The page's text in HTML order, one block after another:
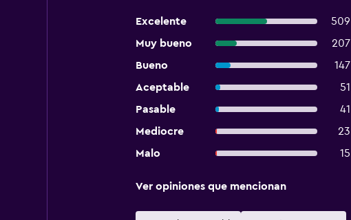
Excelente
509
Muy bueno
207
Bueno
147
Aceptable
51
Pasable
41
Mediocre
23
Malo
15
Ver opiniones que mencionan